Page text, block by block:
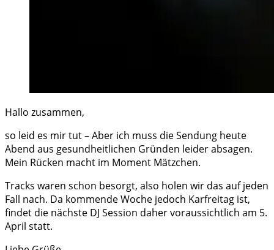
Hallo zusammen,
so leid es mir tut – Aber ich muss die Sendung heute
Abend aus gesundheitlichen Gründen leider absagen.
Mein Rücken macht im Moment Mätzchen.
Tracks waren schon besorgt, also holen wir das auf jeden
Fall nach. Da kommende Woche jedoch Karfreitag ist,
findet die nächste DJ Session daher voraussichtlich am 5.
April statt.